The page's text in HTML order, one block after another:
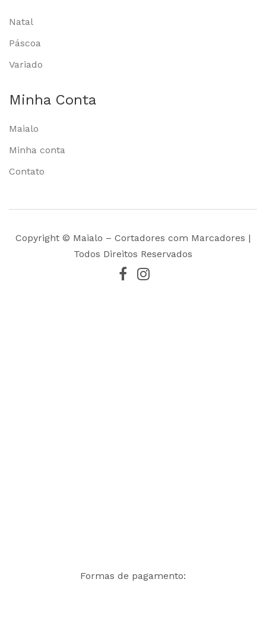
Natal
Páscoa
Variado
Minha Conta
Maialo
Minha conta
Contato
Copyright © Maialo – Cortadores com Marcadores |
Todos Direitos Reservados
Formas de pagamento: